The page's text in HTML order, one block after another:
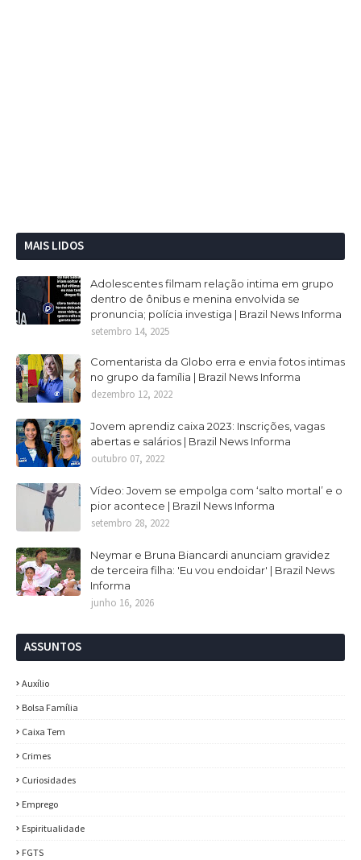
MAIS LIDOS
Adolescentes filmam relação intima em grupo
dentro de ônibus e menina envolvida se
pronuncia; polícia investiga | Brazil News Informa
setembro 14, 2025
Comentarista da Globo erra e envia fotos intimas
no grupo da família | Brazil News Informa
dezembro 12, 2022
Jovem aprendiz caixa 2023: Inscrições, vagas
abertas e salários | Brazil News Informa
outubro 07, 2022
Vídeo: Jovem se empolga com ‘salto mortal’ e o
pior acontece | Brazil News Informa
setembro 28, 2022
Neymar e Bruna Biancardi anunciam gravidez
de terceira filha: 'Eu vou endoidar' | Brazil News
Informa
junho 16, 2026
ASSUNTOS
Auxílio
Bolsa Família
Caixa Tem
Crimes
Curiosidades
Emprego
Espiritualidade
FGTS